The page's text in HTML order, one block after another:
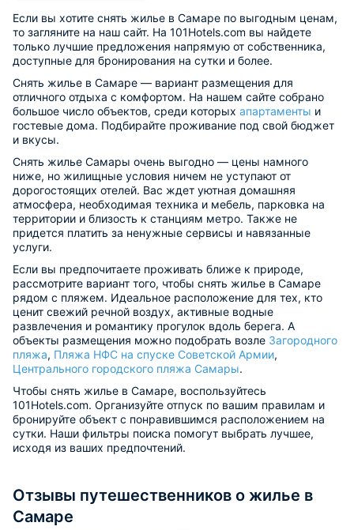
Если вы хотите снять жилье в Самаре по выгодным ценам,
то загляните на наш сайт. На 101Hotels.com вы найдете
только лучшие предложения напрямую от собственника,
доступные для бронирования на сутки и более.
Снять жилье в Самаре — вариант размещения для
отличного отдыха с комфортом. На нашем сайте собрано
большое число объектов, среди которых апартаменты и
гостевые дома. Подбирайте проживание под свой бюджет
и вкусы.
Снять жилье Самары очень выгодно — цены намного
ниже, но жилищные условия ничем не уступают от
дорогостоящих отелей. Вас ждет уютная домашняя
атмосфера, необходимая техника и мебель, парковка на
территории и близость к станциям метро. Также не
придется платить за ненужные сервисы и навязанные
услуги.
Если вы предпочитаете проживать ближе к природе,
рассмотрите вариант того, чтобы снять жилье в Самаре
рядом с пляжем. Идеальное расположение для тех, кто
ценит свежий речной воздух, активные водные
развлечения и романтику прогулок вдоль берега. А
объекты размещения можно подобрать возле Загородного
пляжа, Пляжа НФС на спуске Советской Армии,
Центрального городского пляжа Самары.
Чтобы снять жилье в Самаре, воспользуйтесь
101Hotels.com. Организуйте отпуск по вашим правилам и
бронируйте объект с понравившимся расположением на
сутки. Наши фильтры поиска помогут выбрать лучшее,
исходя из ваших предпочтений.
Отзывы путешественников о жилье в
Самаре